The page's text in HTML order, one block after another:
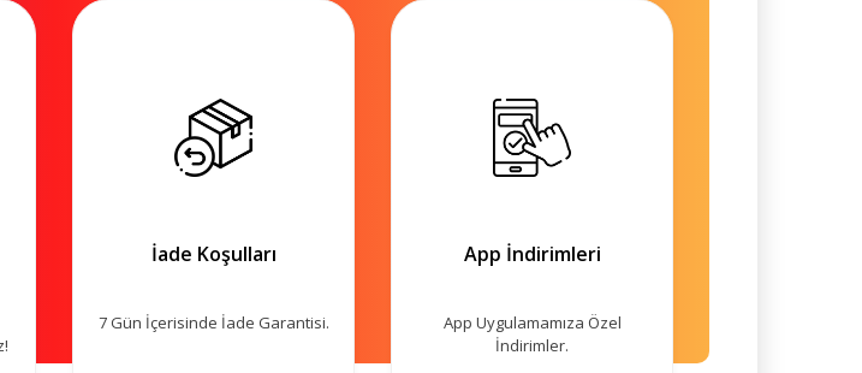
İade Koşulları
7 Gün İçerisinde İade Garantisi.
App İndirimleri
App Uygulamamıza Özel
İndirimler.